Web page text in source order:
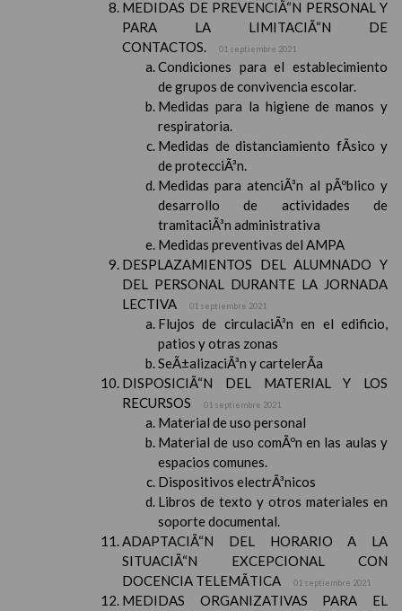
MEDIDAS DE PREVENCIÃ“N PERSONAL Y
PARA LA LIMITACIÃ“N DE
CONTACTOS.
01 septiembre 2021
Condiciones para el establecimiento
de grupos de convivencia escolar.
Medidas para la higiene de manos y
respiratoria.
Medidas de distanciamiento fÃ­sico y
de protecciÃ³n.
Medidas para atenciÃ³n al pÃºblico y
desarrollo de actividades de
tramitaciÃ³n administrativa
Medidas preventivas del AMPA
DESPLAZAMIENTOS DEL ALUMNADO Y
DEL PERSONAL DURANTE LA JORNADA
LECTIVA
01 septiembre 2021
Flujos de circulaciÃ³n en el edificio,
patios y otras zonas
SeÃ±alizaciÃ³n y cartelerÃ­a
DISPOSICIÃ“N DEL MATERIAL Y LOS
RECURSOS
01 septiembre 2021
Material de uso personal
Material de uso comÃºn en las aulas y
espacios comunes.
Dispositivos electrÃ³nicos
Libros de texto y otros materiales en
soporte documental.
ADAPTACIÃ“N DEL HORARIO A LA
SITUACIÃ“N EXCEPCIONAL CON
DOCENCIA TELEMÃTICA
01 septiembre 2021
MEDIDAS ORGANIZATIVAS PARA EL